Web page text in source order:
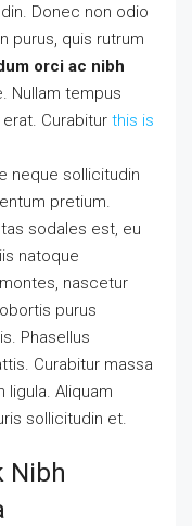
Donec non odio
purus, quis rutrum
orci ac nibh
Nullam tempus
Curabitur this is
neque sollicitudin
pretium.
sodales est, eu
natoque
nascetur
purus
Phasellus
Curabitur massa
ligula. Aliquam
sollicitudin et.
Nibh